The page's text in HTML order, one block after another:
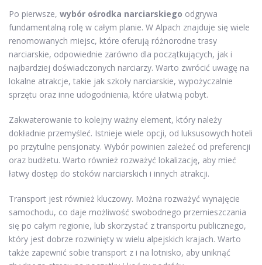
Po pierwsze, wybór ośrodka narciarskiego odgrywa
fundamentalną rolę w całym planie. W Alpach znajduje się wiele
renomowanych miejsc, które oferują różnorodne trasy
narciarskie, odpowiednie zarówno dla początkujących, jak i
najbardziej doświadczonych narciarzy. Warto zwrócić uwagę na
lokalne atrakcje, takie jak szkoły narciarskie, wypożyczalnie
sprzętu oraz inne udogodnienia, które ułatwią pobyt.
Zakwaterowanie to kolejny ważny element, który należy
dokładnie przemyśleć. Istnieje wiele opcji, od luksusowych hoteli
po przytulne pensjonaty. Wybór powinien zależeć od preferencji
oraz budżetu. Warto również rozważyć lokalizację, aby mieć
łatwy dostęp do stoków narciarskich i innych atrakcji.
Transport jest również kluczowy. Można rozważyć wynajęcie
samochodu, co daje możliwość swobodnego przemieszczania
się po całym regionie, lub skorzystać z transportu publicznego,
który jest dobrze rozwinięty w wielu alpejskich krajach. Warto
także zapewnić sobie transport z i na lotnisko, aby uniknąć